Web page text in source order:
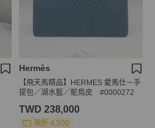
Hermès
【飛天馬精品】HERMES 愛馬仕－手
提包／湖水藍／鴕鳥皮 #0000272
TWD 238,000
現折 4,500